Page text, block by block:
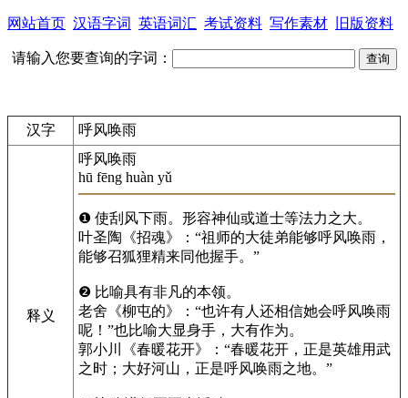
网站首页 汉语字词 英语词汇 考试资料 写作素材 旧版资料
请输入您要查询的字词：
汉字 呼风唤雨
释义
呼风唤雨
hū fēng huàn yǔ
❶ 使刮风下雨。形容神仙或道士等法力之大。
叶圣陶《招魂》：“祖师的大徒弟能够呼风唤雨，
能够召狐狸精来同他握手。”
❷ 比喻具有非凡的本领。
老舍《柳屯的》：“也许有人还相信她会呼风唤雨
呢！”也比喻大显身手，大有作为。
郭小川《春暖花开》：“春暖花开，正是英雄用武
之时；大好河山，正是呼风唤雨之地。”